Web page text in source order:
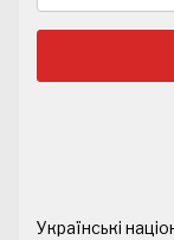
Українські